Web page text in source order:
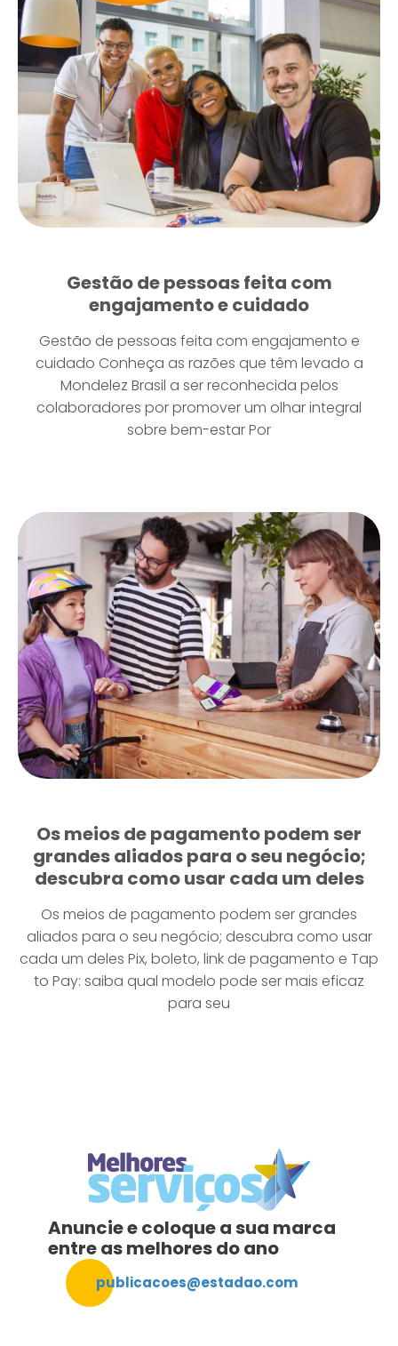
Gestão de pessoas feita com
engajamento e cuidado
Gestão de pessoas feita com engajamento e
cuidado Conheça as razões que têm levado a
Mondelez Brasil a ser reconhecida pelos
colaboradores por promover um olhar integral
sobre bem-estar Por
Os meios de pagamento podem ser
grandes aliados para o seu negócio;
descubra como usar cada um deles
Os meios de pagamento podem ser grandes
aliados para o seu negócio; descubra como usar
cada um deles Pix, boleto, link de pagamento e Tap
to Pay: saiba qual modelo pode ser mais eficaz
para seu
Anuncie e coloque a sua marca
entre as melhores do ano
publicacoes@estadao.com